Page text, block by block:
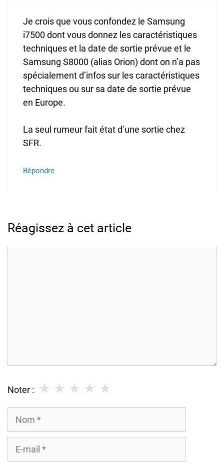
Je crois que vous confondez le Samsung
i7500 dont vous donnez les caractéristiques
techniques et la date de sortie prévue et le
Samsung S8000 (alias Orion) dont on n’a pas
spécialement d’infos sur les caractéristiques
techniques ou sur sa date de sortie prévue
en Europe.
La seul rumeur fait état d’une sortie chez
SFR.
Répondre
Réagissez à cet article
Noter : ★
★
★
★
★